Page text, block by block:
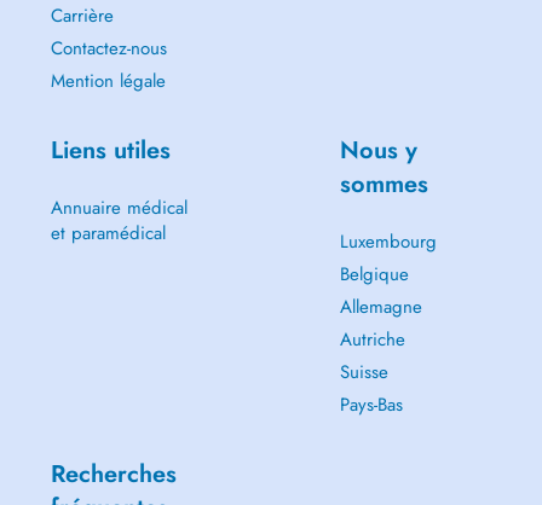
Carrière
Contactez-nous
Mention légale
Liens utiles
Annuaire médical
et paramédical
Nous y
sommes
Luxembourg
Belgique
Allemagne
Autriche
Suisse
Pays-Bas
Recherches